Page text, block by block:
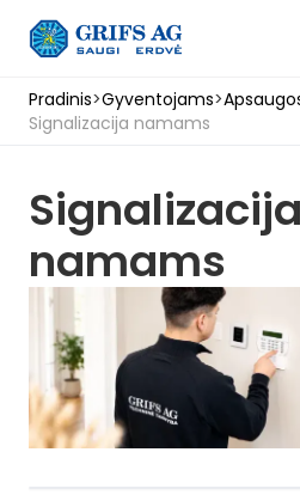
Pradinis>Gyventojams>
Signalizacija namams
Signalizacija
namams